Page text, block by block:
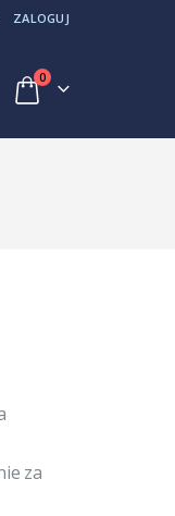
ZALOGUJ
0
za